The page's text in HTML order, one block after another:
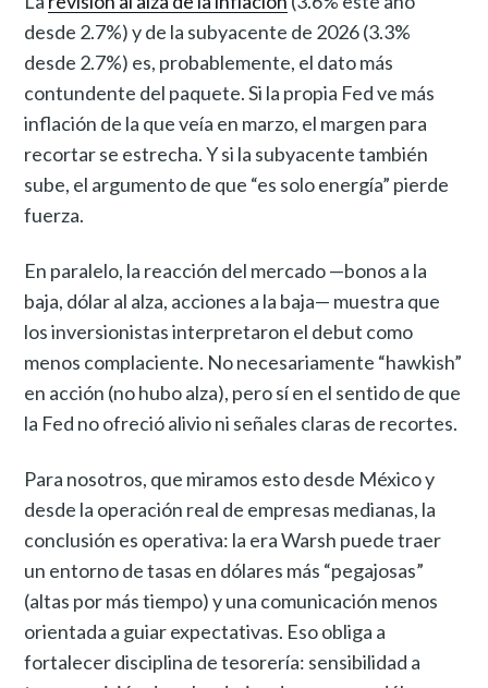
desde 2.7%) y de la subyacente de 2026 (3.3%
desde 2.7%) es, probablemente, el dato más
contundente del paquete. Si la propia Fed ve más
inflación de la que veía en marzo, el margen para
recortar se estrecha. Y si la subyacente también
sube, el argumento de que “es solo energía” pierde
fuerza.
En paralelo, la reacción del mercado —bonos a la
baja, dólar al alza, acciones a la baja— muestra que
los inversionistas interpretaron el debut como
menos complaciente. No necesariamente “hawkish”
en acción (no hubo alza), pero sí en el sentido de que
la Fed no ofreció alivio ni señales claras de recortes.
Para nosotros, que miramos esto desde México y
desde la operación real de empresas medianas, la
conclusión es operativa: la era Warsh puede traer
un entorno de tasas en dólares más “pegajosas”
(altas por más tiempo) y una comunicación menos
orientada a guiar expectativas. Eso obliga a
fortalecer disciplina de tesorería: sensibilidad a